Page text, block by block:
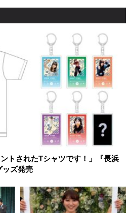
トされたTシャツです！」『長浜
ッズ発売